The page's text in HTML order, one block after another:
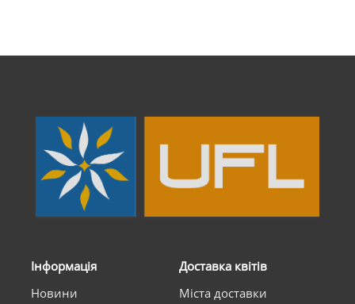
Інформація
Новини
Доставка квітів
Міста доставки